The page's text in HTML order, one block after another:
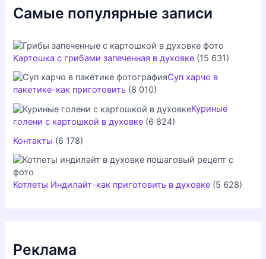
Самые популярные записи
Картошка с грибами запеченная в духовке (15 631)
Суп харчо в
пакетике-как приготовить (8 010)
Куриные
голени с картошкой в духовке (6 824)
Контакты (6 178)
Котлеты Индилайт-как приготовить в духовке (5 628)
Реклама